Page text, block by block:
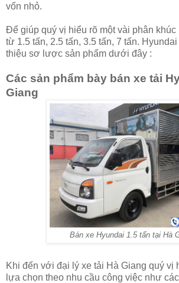
vốn nhỏ.
Để giúp quý vị hiểu rõ một vài phân khúc
từ 1.5 tấn, 2.5 tấn, 3.5 tấn, 7 tấn.
thiệu sơ lược sản phẩm dưới đây :
Các sản phẩm bày bán xe tải
Giang
Bán xe Hyundai 1.5 tấn tại Hà
Khi đến với đại lý xe tải Hà Giang quý vị
lựa chọn theo nhu cầu công việc như